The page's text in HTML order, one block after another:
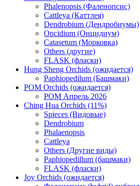
Phalenopsis (Фаленопсис)
Cattleya (Каттлея)
Dendrobium (Дендробиумы)
Oncidium (Онцидиум)
Catasetum (Морковка)
Others (другие)
FLASK (фласки)
Hung Sheng Orchids (ожидается)
Paphiopedilum (Башмаки)
POM Orchids (ожидается)
POM Апрель 2026
Ching Hua Orchids (11%)
Spieces (Видовые)
Dendrobium
Phalaenopsis
Cattleya
Others (Другие виды)
Paphiopedillum (башмаки)
FLASK (фласки)
Joy Orchids (ожидается)